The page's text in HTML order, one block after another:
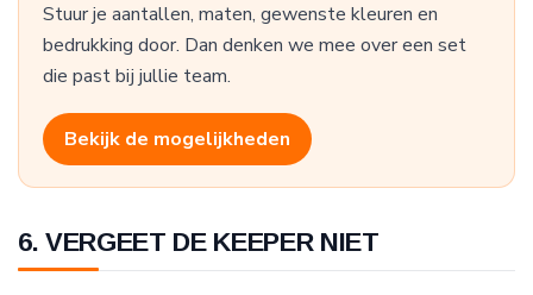
Stuur je aantallen, maten, gewenste kleuren en
bedrukking door. Dan denken we mee over een set
die past bij jullie team.
Bekijk de mogelijkheden
6. VERGEET DE KEEPER NIET